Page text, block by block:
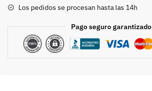
Los pedidos se procesan hasta las 14h
Pago seguro garantizado